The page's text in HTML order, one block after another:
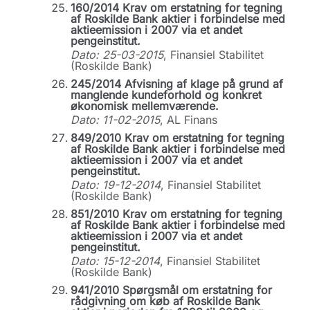
160/2014 Krav om erstatning for tegning
af Roskilde Bank aktier i forbindelse med
aktieemission i 2007 via et andet
pengeinstitut.
Dato: 25-03-2015, Finansiel Stabilitet
(Roskilde Bank)
245/2014 Afvisning af klage på grund af
manglende kundeforhold og konkret
økonomisk mellemværende.
Dato: 11-02-2015, AL Finans
849/2010 Krav om erstatning for tegning
af Roskilde Bank aktier i forbindelse med
aktieemission i 2007 via et andet
pengeinstitut.
Dato: 19-12-2014, Finansiel Stabilitet
(Roskilde Bank)
851/2010 Krav om erstatning for tegning
af Roskilde Bank aktier i forbindelse med
aktieemission i 2007 via et andet
pengeinstitut.
Dato: 15-12-2014, Finansiel Stabilitet
(Roskilde Bank)
941/2010 Spørgsmål om erstatning for
rådgivning om køb af Roskilde Bank